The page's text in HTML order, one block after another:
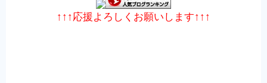
↑↑↑応援よろしくお願いします↑↑↑